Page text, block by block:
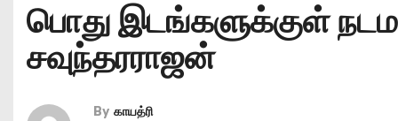
பொது இடங்களுக்குள்
சவுந்தரராஜன்
By காயத்ரி